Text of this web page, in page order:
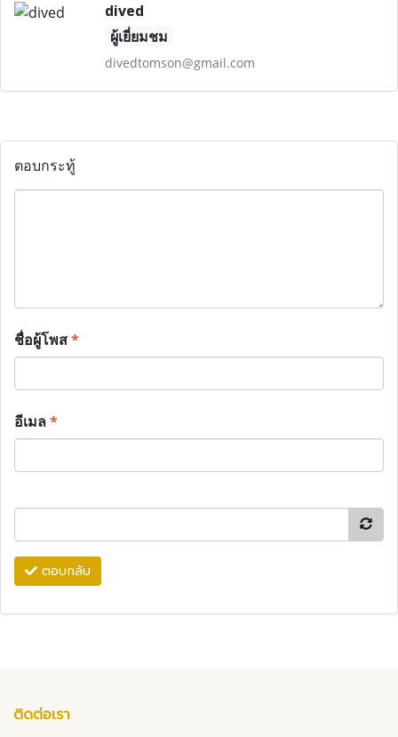
dived
ผู้เยี่ยมชม
divedtomson@gmail.com
ตอบกระทู้
ชื่อผู้โพส*
อีเมล*
ตอบกลับ
ติดต่อเรา